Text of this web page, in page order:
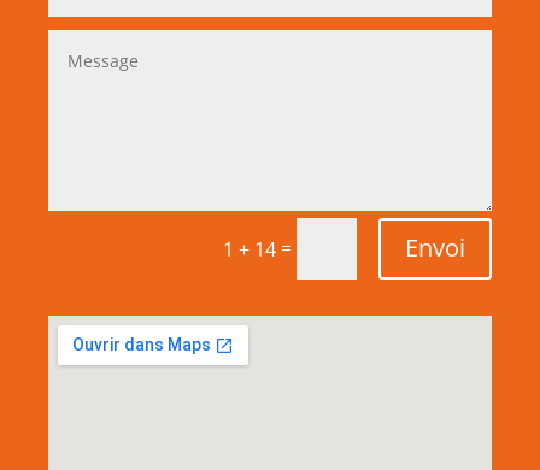
1 + 14 = Envoi